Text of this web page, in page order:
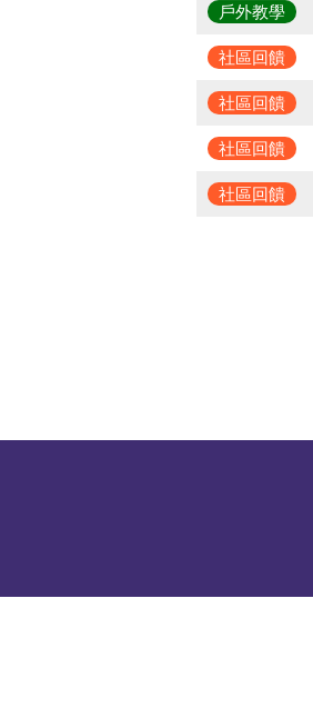
戶外教學
社區回饋
社區回饋
社區回饋
社區回饋